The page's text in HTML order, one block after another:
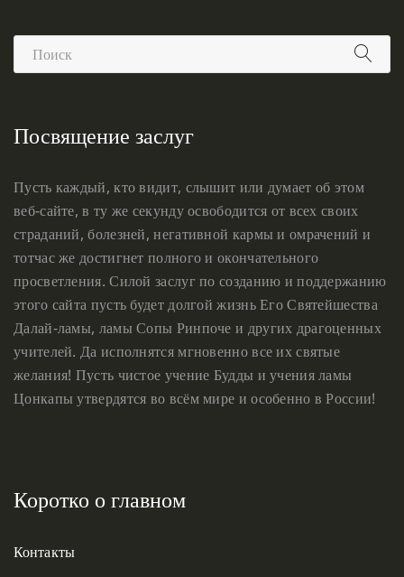
Посвящение заслуг
Пусть каждый, кто видит, слышит или думает об этом
веб-сайте, в ту же секунду освободится от всех своих
страданий, болезней, негативной кармы и омрачений и
тотчас же достигнет полного и окончательного
просветления. Силой заслуг по созданию и поддержанию
этого сайта пусть будет долгой жизнь Его Святейшества
Далай-ламы, ламы Сопы Ринпоче и других драгоценных
учителей. Да исполнятся мгновенно все их святые
желания! Пусть чистое учение Будды и учения ламы
Цонкапы утвердятся во всём мире и особенно в России!
Коротко о главном
Контакты